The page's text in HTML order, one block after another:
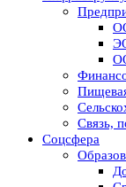
Связь,
Соцсфера